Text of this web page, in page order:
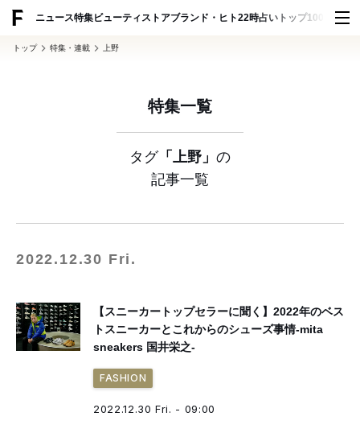
ニュース特集ビューティ ストアブランド・ヒト22時占い トップ100 スナッ
トップ 特集・連載 上野
特集一覧
タグ「上野」 の
記事一覧
2022.12.30 Fri.
【スニーカートップセラーに聞く】2022年のベス
トスニーカーとこれからのシューズ事情-mita
sneakers 国井栄之-
FASHION
2022.12.30 Fri. - 09:00